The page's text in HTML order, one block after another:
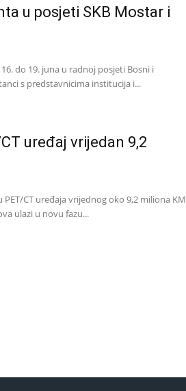
u posjeti SKB Mostar i
do 19. juna u radnoj posjeti Bosni i
s predstavnicima institucija i...
uređaj vrijedan 9,2
CT uređaja vrijednog oko 9,2 miliona KM
ulazi u novu fazu...